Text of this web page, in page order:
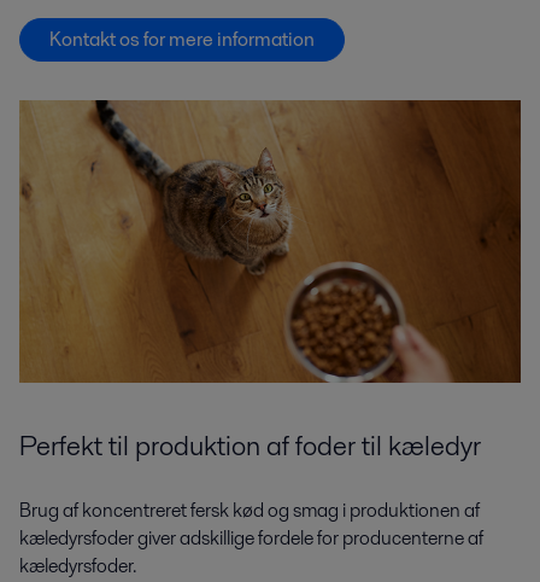
Kontakt os for mere information
Perfekt til produktion af foder til kæledyr
Brug af koncentreret fersk kød og smag i produktionen af
kæledyrsfoder giver adskillige fordele for producenterne af
kæledyrsfoder.